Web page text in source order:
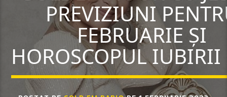
PREVIZIUNI
FEBRUARIE ȘI
HOROSCOPUL